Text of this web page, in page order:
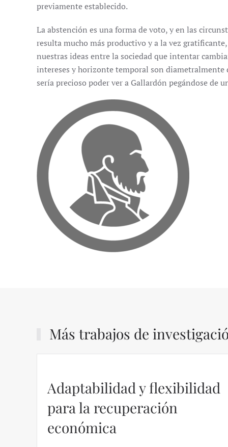
previamente establecido.
La abstención es una forma de voto, y en las
resulta mucho más productivo y a la vez
nuestras ideas entre la sociedad que intentar
intereses y horizonte temporal son
sería precioso poder ver a Gallardón pegándose de
Más trabajos de
Adaptabilidad y flexibilidad
para la recuperación
económica